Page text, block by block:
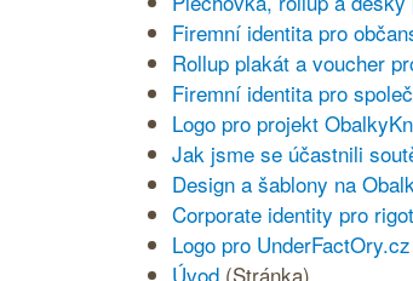
Firemní identita pro
Rollup plakát a voucher
Firemní identita pro
Logo pro projekt
Jak jsme se účastnili
Design a šablony na
Corporate identity pro
Logo pro UnderFactOry.cz
Úvod (Stránka)